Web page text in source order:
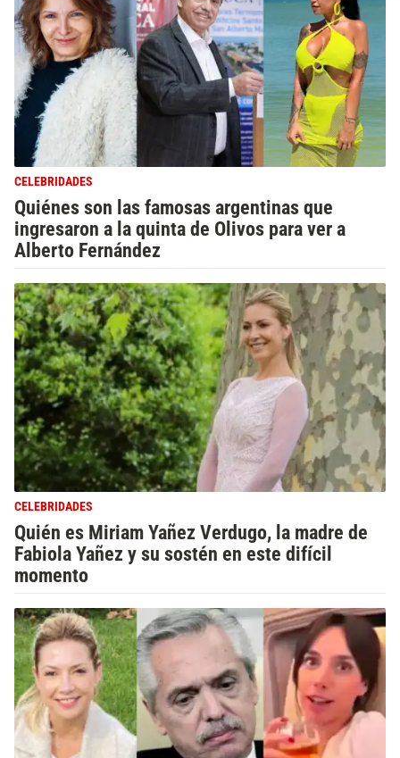
CELEBRIDADES
Quiénes son las famosas argentinas que
ingresaron a la quinta de Olivos para ver a
Alberto Fernández
CELEBRIDADES
Quién es Miriam Yañez Verdugo, la madre de
Fabiola Yañez y su sostén en este difícil
momento